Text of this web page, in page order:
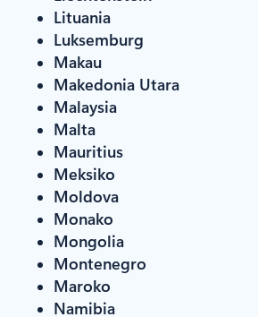
Lituania
Luksemburg
Makau
Makedonia Utara
Malaysia
Malta
Mauritius
Meksiko
Moldova
Monako
Mongolia
Montenegro
Maroko
Namibia